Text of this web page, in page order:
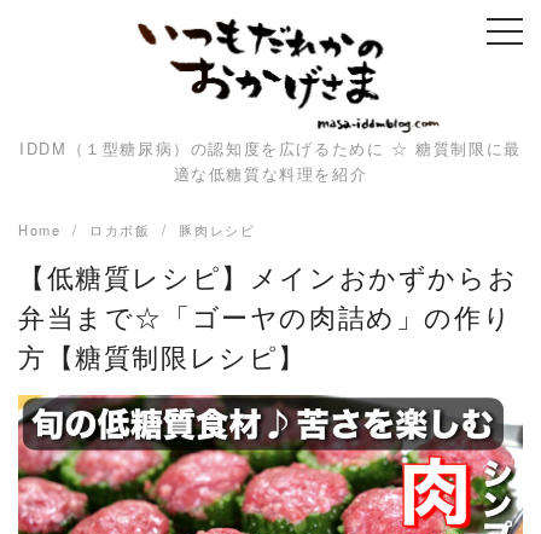
IDDM（１型糖尿病）の認知度を広げるために ☆ 糖質制限に最
適な低糖質な料理を紹介
Home ロカボ飯 豚肉レシピ
【低糖質レシピ】メインおかずからお
弁当まで☆「ゴーヤの肉詰め」の作り
方【糖質制限レシピ】